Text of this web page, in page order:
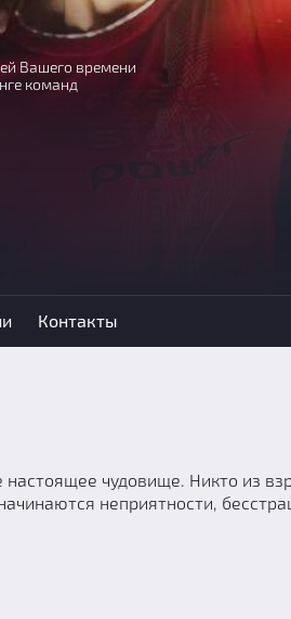
Вашего времени
команд
Контакты
чудовище. Никто из
неприятности,